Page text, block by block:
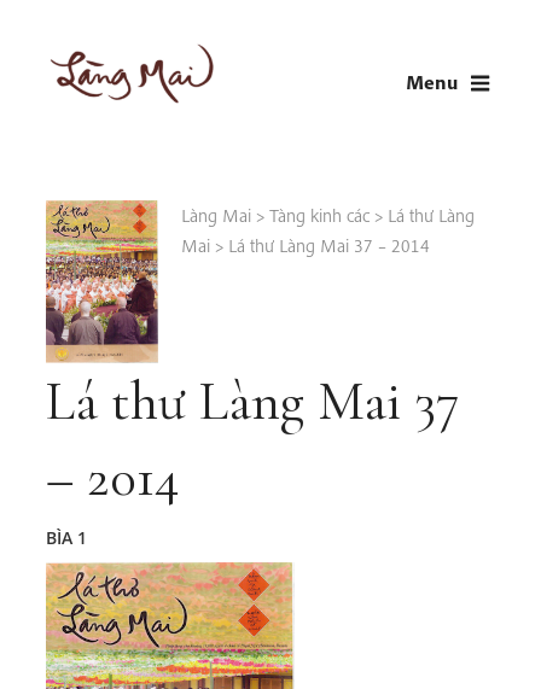
content
Menu
Làng Mai> Tàng kinh các> Lá thư Làng
Mai> Lá thư Làng Mai 37 – 2014
Lá thư Làng Mai 37
– 2014
BÌA 1